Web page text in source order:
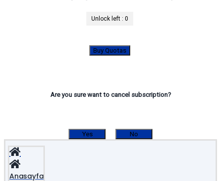
Unlock left : 0
Buy Quotas
Are you sure want to cancel subscription?
Yes No
Anasayfa